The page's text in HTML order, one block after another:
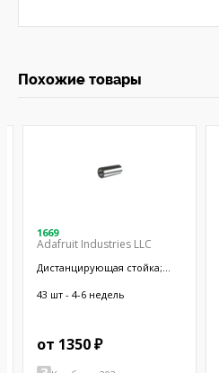
Похожие товары
1669
Adafruit Industries LLC
Дистанцирующая стойка;
латунь; никель
43 шт - 4-6 недель
от 1350 ₽